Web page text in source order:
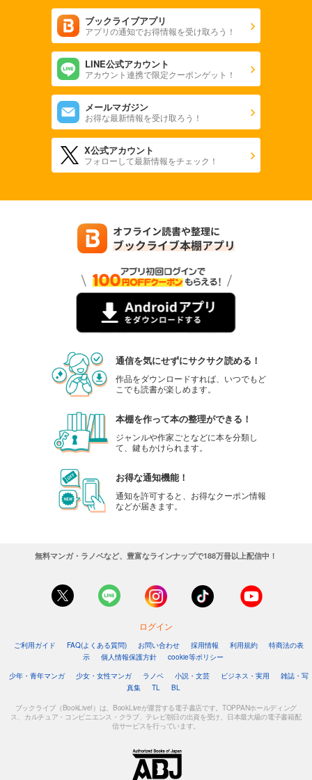
ブックライブアプリ
アプリの通知でお得情報を受け取ろう！
LINE公式アカウント
アカウント連携で限定クーポンゲット！
メールマガジン
お得な最新情報を受け取ろう！
X公式アカウント
フォローして最新情報をチェック！
通信を気にせずにサクサク読める！
作品をダウンロードすれば、いつでもど
こでも読書が楽しめます。
本棚を作って本の整理ができる！
ジャンルや作家ごとなどに本を分類し
て、鍵もかけられます。
お得な通知機能！
通知を許可すると、お得なクーポン情報
などが届きます。
無料マンガ・ラノベなど、豊富なラインナップで188万冊以上配信中！
ログイン
ご利用ガイド FAQ(よくある質問) お問い合わせ 採用情報 利用規約
特商法の表
示
個人情報保護方針
cookie等ポリシー
少年・青年マンガ
少女・女性マンガ ラノベ 小説・文芸 ビジネス・実用
雑誌・写
真集
TL BL
ブックライブ（BookLive!）は、BookLiveが運営する電子書店です。TOPPANホールディング
ス、カルチュア・コンビニエンス・クラブ、テレビ朝日の出資を受け、日本最大級の電子書籍配
信サービスを行っています。